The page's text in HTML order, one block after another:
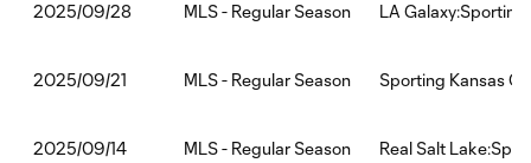
2025/09/28 MLS - Regular Season LA Galaxy:Sporting
2025/09/21 MLS - Regular Season Sporting Kansas
2025/09/14 MLS - Regular Season Real Salt